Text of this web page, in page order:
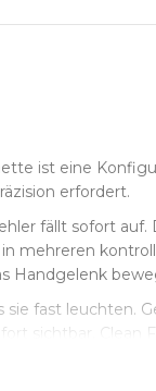
ist eine
erfordert.
fällt sofort
mehreren
Handgelenk
fast leuchten.
sichtbar. Clean